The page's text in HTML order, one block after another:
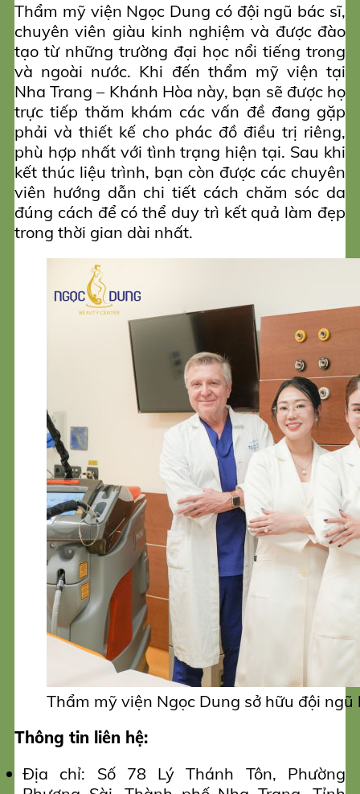
Thẩm mỹ viện Ngọc Dung có đội ngũ bác sĩ,
chuyên viên giàu kinh nghiệm và được đào
tạo từ những trường đại học nổi tiếng trong
và ngoài nước. Khi đến thẩm mỹ viện tại
Nha Trang – Khánh Hòa này, bạn sẽ được họ
trực tiếp thăm khám các vấn đề đang gặp
phải và thiết kế cho phác đồ điều trị riêng,
phù hợp nhất với tình trạng hiện tại. Sau khi
kết thúc liệu trình, bạn còn được các chuyên
viên hướng dẫn chi tiết cách chăm sóc da
đúng cách để có thể duy trì kết quả làm đẹp
trong thời gian dài nhất.
Thẩm mỹ viện Ngọc Dung sở hữu đội
Thông tin liên hệ:
Địa chỉ: Số 78 Lý Thánh Tôn, Phường